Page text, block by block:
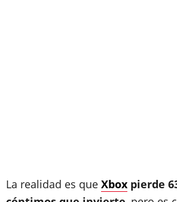
La realidad es que Xbox pierde